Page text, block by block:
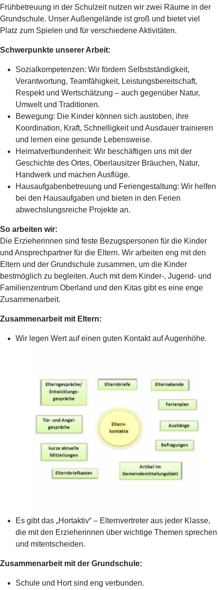
Frühbetreuung in der Schulzeit nutzen wir zwei Räume in der
Grundschule. Unser Außengelände ist groß und bietet viel
Platz zum Spielen und für verschiedene Aktivitäten.
Schwerpunkte unserer Arbeit:
Sozialkompetenzen: Wir fördern Selbstständigkeit,
Verantwortung, Teamfähigkeit, Leistungsbereitschaft,
Respekt und Wertschätzung – auch gegenüber Natur,
Umwelt und Traditionen.
Bewegung: Die Kinder können sich austoben, ihre
Koordination, Kraft, Schnelligkeit und Ausdauer trainieren
und lernen eine gesunde Lebensweise.
Heimatverbundenheit: Wir beschäftigen uns mit der
Geschichte des Ortes, Oberlausitzer Bräuchen, Natur,
Handwerk und machen Ausflüge.
Hausaufgabenbetreuung und Feriengestaltung: Wir helfen
bei den Hausaufgaben und bieten in den Ferien
abwechslungsreiche Projekte an.
So arbeiten wir:
Die Erzieherinnen sind feste Bezugspersonen für die Kinder
und Ansprechpartner für die Eltern. Wir arbeiten eng mit den
Eltern und der Grundschule zusammen, um die Kinder
bestmöglich zu begleiten. Auch mit dem Kinder-, Jugend- und
Familienzentrum Oberland und den Kitas gibt es eine enge
Zusammenarbeit.
Zusammenarbeit mit Eltern:
Wir legen Wert auf einen guten Kontakt auf Augenhöhe.
Es gibt das „Hortaktiv“ – Elternvertreter aus jeder Klasse,
die mit den Erzieherinnen über wichtige Themen sprechen
und mitentscheiden.
Zusammenarbeit mit der Grundschule:
Schule und Hort sind eng verbunden.